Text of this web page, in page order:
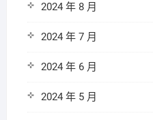
2024 年 8 月
2024 年 7 月
2024 年 6 月
2024 年 5 月